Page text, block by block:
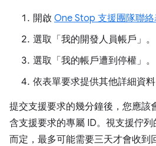
開啟 One Stop 支援團隊聯
選取「我的開發人員帳戶」。
選取「我的帳戶遭到停權」。
依表單要求提供其他詳細資料
提交支援要求的幾分鐘後，您應該
含支援要求的專屬 ID。視支援佇
而定，最多可能需要三天才會收到